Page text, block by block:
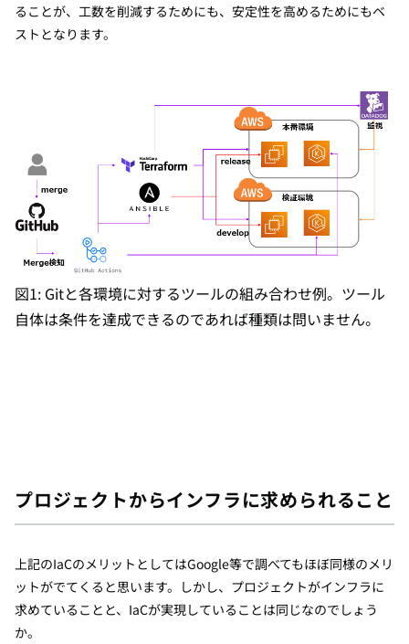
ることが、工数を削減するためにも、安定性を高めるためにもベ
ストとなります。
図1: Gitと各環境に対するツールの組み合わせ例。ツール
自体は条件を達成できるのであれば種類は問いません。
プロジェクトからインフラに求められること
上記のIaCのメリットとしてはGoogle等で調べてもほぼ同様のメリ
ットがでてくると思います。しかし、プロジェクトがインフラに
求めていることと、IaCが実現していることは同じなのでしょう
か。